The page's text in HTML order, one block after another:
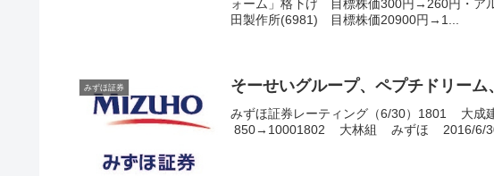
ォーム」格下げ 目標株価300円→260円・
田製作所(6981) 目標株価20900円→1...
みずほ証券 そーせいグループ、ペプチドリー
みずほ証券レーティング（6/30）1801
850→10001802 大林組 みずほ 2016/6/